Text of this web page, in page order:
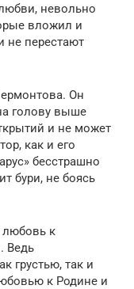
невольно
вложил и
не перестают
Он
голову выше
и не может
как и его
бесстрашно
бури, не боясь
любовь к
Ведь
грустью, так и
к Родине и